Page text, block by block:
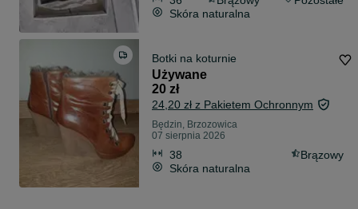
Skóra naturalna
Botki na koturnie
Używane
20 zł
24,20 zł z Pakietem Ochronnym
Będzin, Brzozowica
07 sierpnia 2026
38
Brązowy
Skóra naturalna